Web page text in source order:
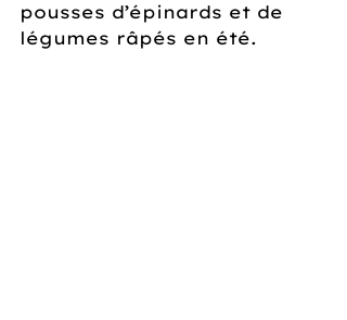
pousses d’épinards et de
légumes râpés en été.